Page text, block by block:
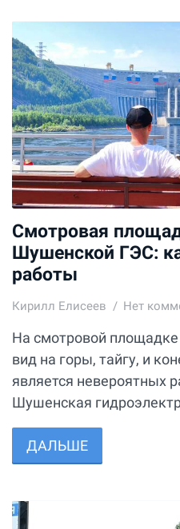
Смотровая
Шушенской ГЭС:
работы
Кирилл Елисеев Нет
На смотровой
вид на горы, тайгу, и
является невероятных
Шушенская
ДАЛЬШЕ